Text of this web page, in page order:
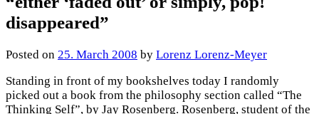
disappeared”
Posted on 25. March 2008 by Lorenz Lorenz-Meyer
Standing in front of my bookshelves today I randomly
picked out a book from the philosophy section called “The
Thinking Self”, by Jay Rosenberg. Rosenberg, student of the